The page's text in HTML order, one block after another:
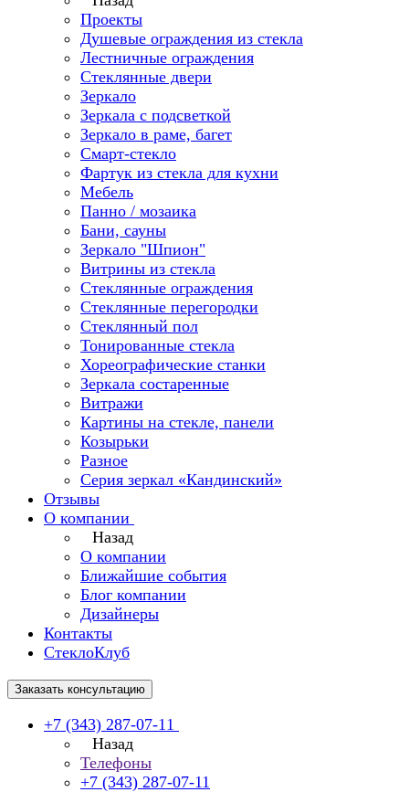
Проекты
Душевые ограждения из стекла
Лестничные ограждения
Стеклянные двери
Зеркало
Зеркала с подсветкой
Зеркало в раме, багет
Смарт-стекло
Фартук из стекла для кухни
Мебель
Панно / мозаика
Бани, сауны
Зеркало "Шпион"
Витрины из стекла
Стеклянные ограждения
Стеклянные перегородки
Стеклянный пол
Тонированные стекла
Хореографические станки
Зеркала состаренные
Витражи
Картины на стекле, панели
Козырьки
Разное
Серия зеркал «Кандинский»
Отзывы
О компании
Назад
О компании
Ближайшие события
Блог компании
Дизайнеры
Контакты
СтеклоКлуб
Заказать консультацию
+7 (343) 287-07-11
Назад
Телефоны
+7 (343) 287-07-11